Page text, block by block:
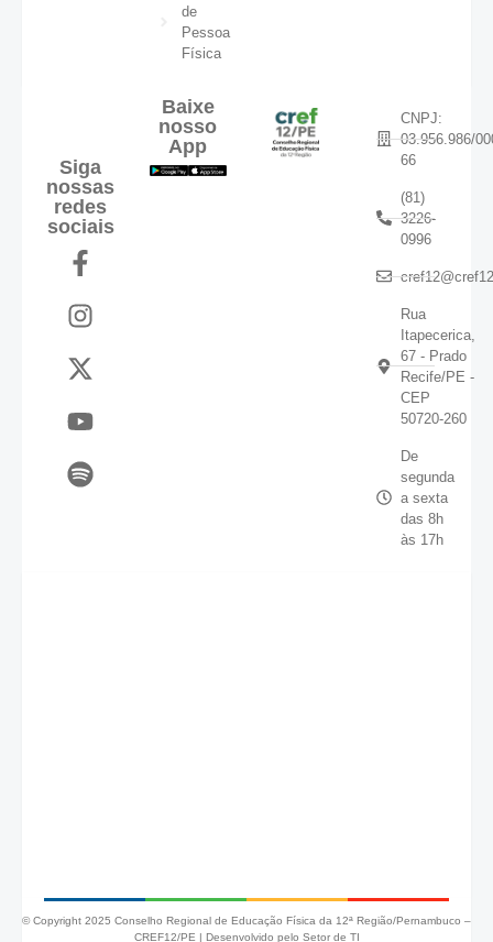
de
Pessoa
Física
Siga
nossas
redes
sociais
Baixe
nosso
App
CNPJ:
03.956.986/
66
(81)
3226-
0996
Rua
Itapecerica,
67 - Prado
Recife/PE -
CEP
50720-260
De
segunda
a sexta
das 8h
às 17h
© Copyright 2025 Conselho Regional de Educação Física da 12ª Região/Pernambuco –
CREF12/PE | Desenvolvido pelo Setor de TI